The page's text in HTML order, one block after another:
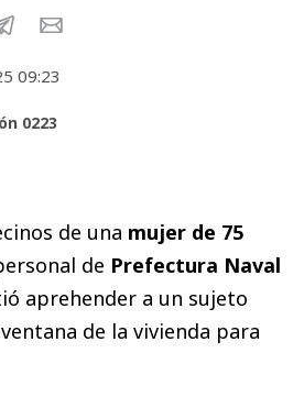
09:23
0223
de una mujer de 75
de Prefectura Naval
aprehender a un sujeto
de la vivienda para